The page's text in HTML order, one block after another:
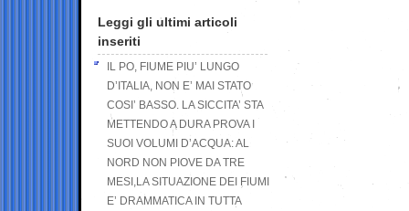
Leggi gli ultimi articoli
inseriti
IL PO, FIUME PIU’ LUNGO
D’ITALIA, NON E’ MAI STATO
COSI’ BASSO. LA SICCITA’ STA
METTENDO A DURA PROVA I
SUOI VOLUMI D’ACQUA: AL
NORD NON PIOVE DA TRE
MESI,LA SITUAZIONE DEI FIUMI
E’ DRAMMATICA IN TUTTA